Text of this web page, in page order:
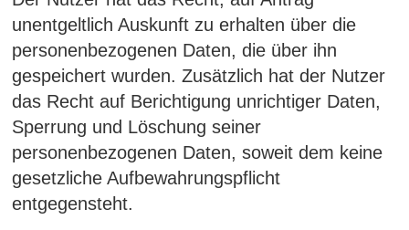
unentgeltlich Auskunft zu erhalten über die
personenbezogenen Daten, die über ihn
gespeichert wurden. Zusätzlich hat der Nutzer
das Recht auf Berichtigung unrichtiger Daten,
Sperrung und Löschung seiner
personenbezogenen Daten, soweit dem keine
gesetzliche Aufbewahrungspflicht
entgegensteht.